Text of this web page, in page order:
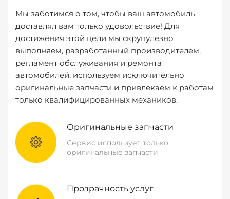
Мы заботимся о том, чтобы ваш автомобиль
доставлял вам только удовольствие! Для
достижения этой цели мы скрупулезно
выполняем, разработанный производителем,
регламент обслуживания и ремонта
автомобилей, используем исключительно
оригинальные запчасти и привлекаем к работам
только квалифицированных механиков.
Оригинальные запчасти
Сервис использует только
оригинальные запчасти
Прозрачность услуг